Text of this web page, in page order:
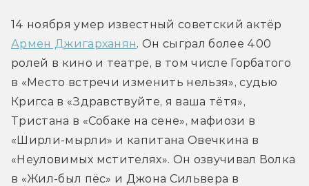
Армен Джигарханян. Он сыграл более 400
ролей в кино и театре, в том числе Горбатого
в «Место встречи изменить нельзя», судью
Кригса в «Здравствуйте, я ваша тётя»,
Тристана в «Собаке на сене», мафиози в
«Ширли-мырли» и капитана Овечкина в
«Неуловимых мстителях». Он озвучивал Волка
в «Жил-был пёс» и Джона Сильвера в